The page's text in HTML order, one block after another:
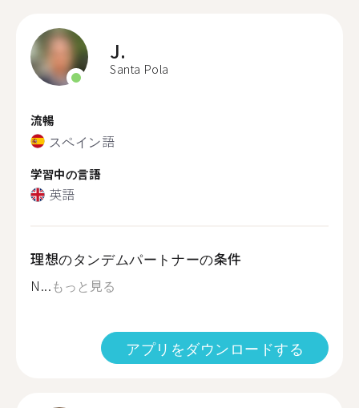
J.
Santa Pola
流暢
スペイン語
学習中の言語
英語
理想のタンデムパートナーの条件
N...もっと見る
アプリをダウンロードする